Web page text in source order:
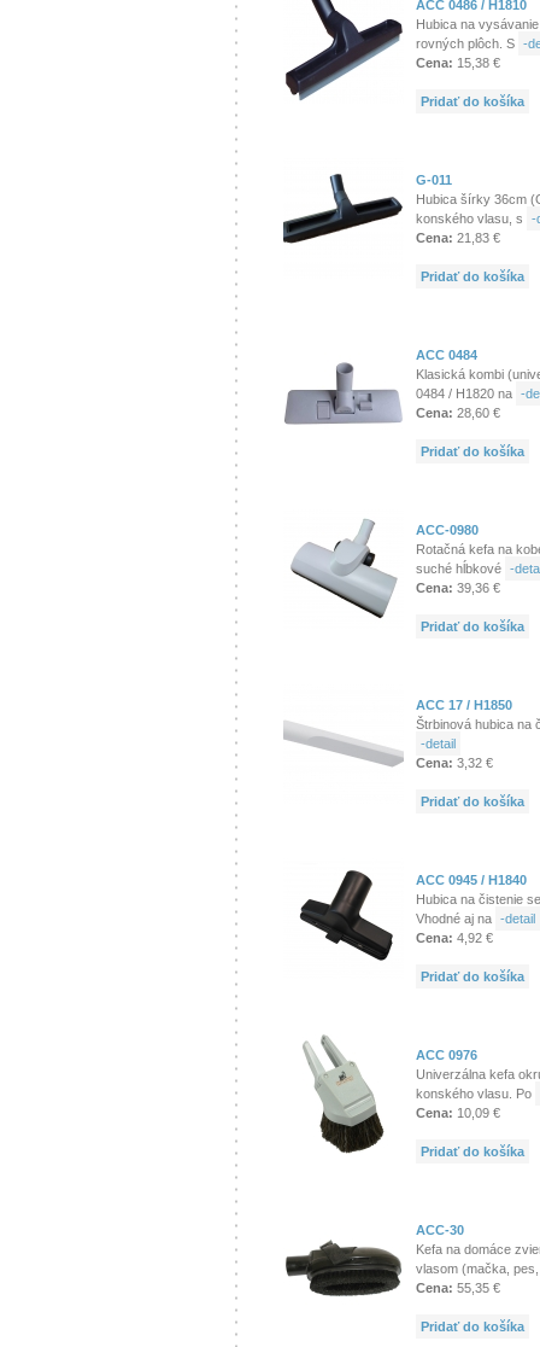
ACC 0486 / H1810
Hubica na
rovných plôch. S -
Cena: 15,38 €
Pridať do košíka
G-011
Hubica šírky 36cm
konského vlasu, s
-
Cena: 21,83 €
Pridať do košíka
ACC 0484
Klasická kombi
0484 / H1820 na -
Cena: 28,60 €
Pridať do košíka
ACC-0980
Rotačná kefa na
suché hĺbkové -
Cena: 39,36 €
Pridať do košíka
ACC 17 / H1850
Štrbinová hubica na
-detail
Cena: 3,32 €
Pridať do košíka
ACC 0945 / H1840
Hubica na čistenie
Vhodné aj na -detail
Cena: 4,92 €
Pridať do košíka
ACC 0976
Univerzálna kefa
konského vlasu. Po
Cena: 10,09 €
Pridať do košíka
ACC-30
Kefa na domáce
vlasom (mačka,
Cena: 55,35 €
Pridať do košíka